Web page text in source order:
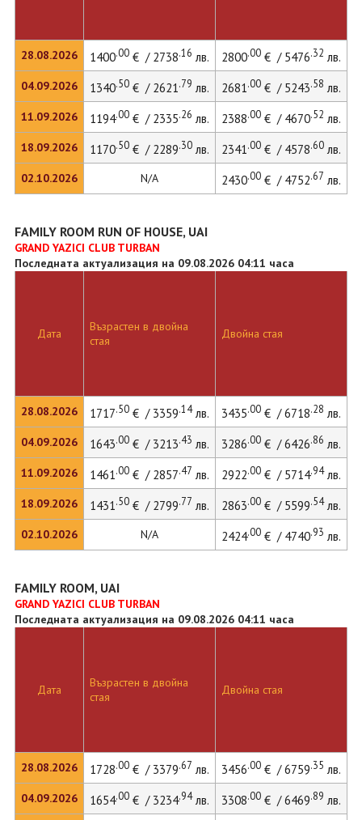
28.08.2026
04.09.2026
11.09.2026
18.09.2026
02.10.2026
1400.00€ / 2738.16 лв. 2800.00€ / 5476.32 лв.
1340.50€ / 2621.79 лв. 2681.00€ / 5243.58 лв.
1194.00€ / 2335.26 лв. 2388.00€ / 4670.52 лв.
1170.50€ / 2289.30лв. 2341.00€ / 4578.60лв.
N/A 2430.00€ / 4752.67 лв.
FAMILY ROOM RUN OF HOUSE, UAI
GRAND YAZICI CLUB TURBAN
Последната актуализация на 09.08.2026 04:11 часа
Дата
28.08.2026
04.09.2026
11.09.2026
18.09.2026
02.10.2026
Възрастен в двойна
стая
Двойна стая
1717.50€ / 3359.14лв. 3435.00€ / 6718.28 лв.
1643.00€ / 3213.43 лв. 3286.00€ / 6426.86 лв.
1461.00€ / 2857.47 лв. 2922.00€ / 5714.94лв.
1431.50€ / 2799.77 лв. 2863.00€ / 5599.54лв.
N/A 2424.00€ / 4740.93 лв.
FAMILY ROOM, UAI
GRAND YAZICI CLUB TURBAN
Последната актуализация на 09.08.2026 04:11 часа
Дата
28.08.2026
04.09.2026
Възрастен в двойна
стая
Двойна стая
1728.00€ / 3379.67 лв. 3456.00€ / 6759.35 лв.
1654.00€ / 3234.94лв. 3308.00€ / 6469.89 лв.